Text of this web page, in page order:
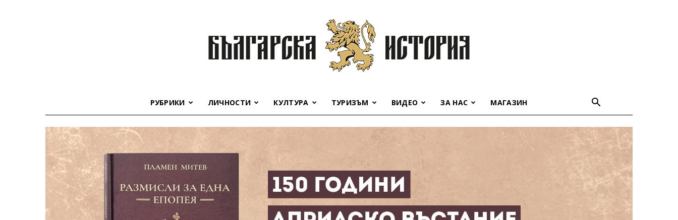
история
РУБРИКИ ЛИЧНОСТИ КУЛТУРА ТУРИЗЪМ ВИДЕО ЗА НАС МАГАЗИН